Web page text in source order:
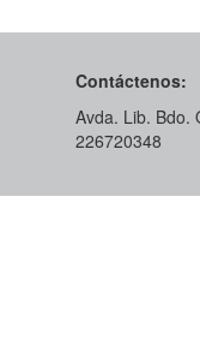
Contáctenos:
Avda. Lib. Bdo.
226720348